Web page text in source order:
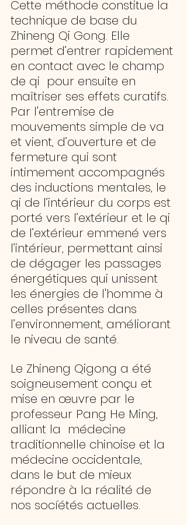
Cette méthode constitue la
technique de base du
Zhineng Qi Gong. Elle
permet d’entrer rapidement
en contact avec le champ
de qi  pour ensuite en
maîtriser ses effets curatifs.
Par l'entremise de
mouvements simple de va
et vient, d’ouverture et de
fermeture qui sont
intimement accompagnés
des inductions mentales, le
qi de l’intérieur du corps est
porté vers l’extérieur et le qi
de l’extérieur emmené vers
l’intérieur, permettant ainsi
de dégager les passages
énergétiques qui unissent
les énergies de l'homme à
celles présentes dans
l’environnement, améliorant
le niveau de santé.
Le Zhineng Qigong a été
soigneusement conçu et
mise en œuvre par le
professeur Pang He Ming,
alliant la  médecine
traditionnelle chinoise et la
médecine occidentale,
dans le but de mieux
répondre à la réalité de
nos socíétés actuelles.